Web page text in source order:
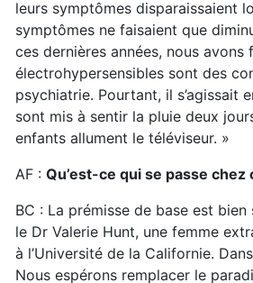
leurs symptômes disparaissaient
symptômes ne faisaient que
ces dernières années, nous
électrohypersensibles sont des
psychiatrie. Pourtant, il s’agissait
sont mis à sentir la pluie deux
enfants allument le téléviseur. »
AF : Qu’est-ce qui se passe
BC : La prémisse de base est
le Dr Valerie Hunt, une femme
à l’Université de la Californie.
Nous espérons remplacer le